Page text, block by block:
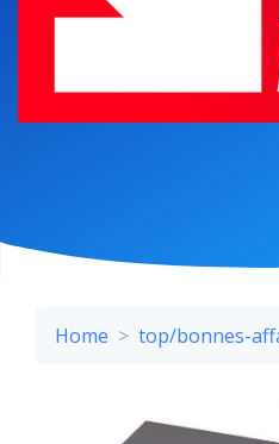
Home top/bonnes-